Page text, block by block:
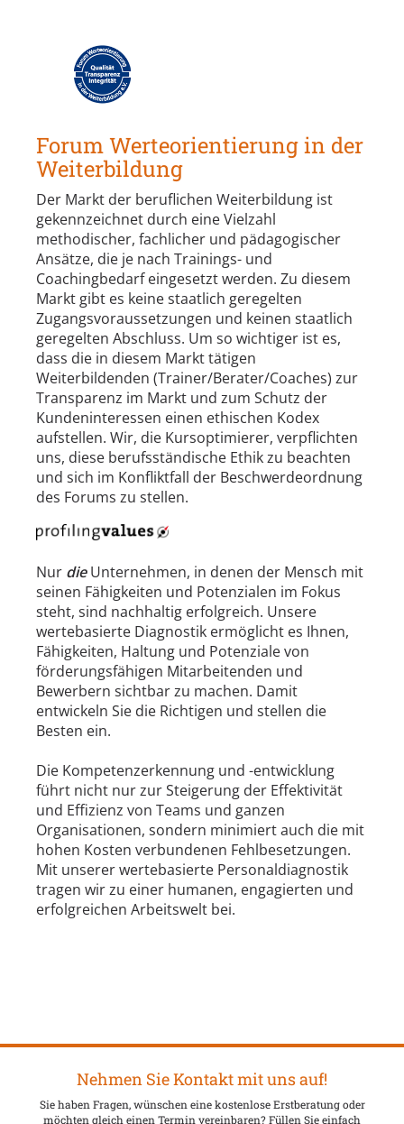
Forum Werteorientierung in der
Weiterbildung
Der Markt der beruflichen Weiterbildung ist
gekennzeichnet durch eine Vielzahl
methodischer, fachlicher und pädagogischer
Ansätze, die je nach Trainings- und
Coachingbedarf eingesetzt werden. Zu diesem
Markt gibt es keine staatlich geregelten
Zugangsvoraussetzungen und keinen staatlich
geregelten Abschluss. Um so wichtiger ist es,
dass die in diesem Markt tätigen
Weiterbildenden (Trainer/Berater/Coaches) zur
Transparenz im Markt und zum Schutz der
Kundeninteressen einen ethischen Kodex
aufstellen. Wir, die Kursoptimierer, verpflichten
uns, diese berufsständische Ethik zu beachten
und sich im Konfliktfall der Beschwerdeordnung
des Forums zu stellen.
Nur dieUnternehmen, in denen der Mensch mit
seinen Fähigkeiten und Potenzialen im Fokus
steht, sind nachhaltig erfolgreich. Unsere
wertebasierte Diagnostik ermöglicht es Ihnen,
Fähigkeiten, Haltung und Potenziale von
förderungsfähigen Mitarbeitenden und
Bewerbern sichtbar zu machen. Damit
entwickeln Sie die Richtigen und stellen die
Besten ein.
Die Kompetenzerkennung und -entwicklung
führt nicht nur zur Steigerung der Effektivität
und Effizienz von Teams und ganzen
Organisationen, sondern minimiert auch die mit
hohen Kosten verbundenen Fehlbesetzungen.
Mit unserer wertebasierte Personaldiagnostik
tragen wir zu einer humanen, engagierten und
erfolgreichen Arbeitswelt bei.
Nehmen Sie Kontakt mit uns auf!
Sie haben Fragen, wünschen eine kostenlose Erstberatung oder
möchten gleich einen Termin vereinbaren? Füllen Sie einfach